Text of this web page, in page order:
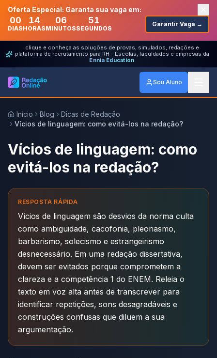
Oferta Especial: Garanta sua vaga em:
00
DIAS
14
HORAS
06
MINUTOS
51
SEGUNDOS
Garantir Vaga →
clique e conheça as soluções de provas, simulados, redações e
plataforma de recrutamento para RH - Escolas, faculdades e empresas da
Ennia Education
Sou Aluno
Início Blog
Dicas de Redação
Vícios de linguagem: como evitá-los na redação?
Vícios de linguagem: como
evitá-los na redação?
RESPOSTA RÁPIDA
Vícios de linguagem são desvios da norma culta
como ambiguidade, cacofonia, pleonasmo,
barbarismo, solecismo e estrangeirismo
desnecessário. Em uma redação dissertativa,
devem ser evitados porque comprometem a
clareza e a competência 1 do ENEM. Releia o
texto em voz alta antes de transcrever para
identificar repetições, sons desagradáveis e
construções confusas que diluem a sua
argumentação.